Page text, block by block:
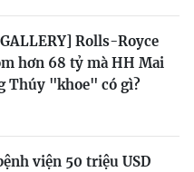
Rolls-Royce
hơn 68 tỷ mà HH Mai
Thúy "khoe" có gì?
viện 50 triệu USD